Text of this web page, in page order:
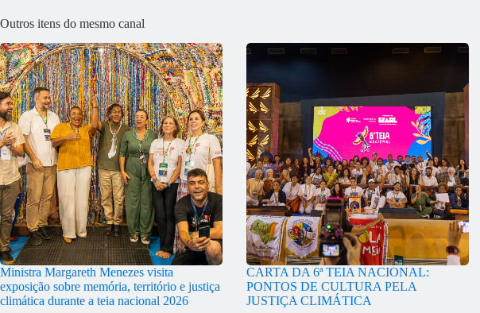
Outros itens do mesmo canal
Ministra Margareth Menezes visita
exposição sobre memória, território e justiça
climática durante a teia nacional 2026
CARTA DA 6ª TEIA NACIONAL:
PONTOS DE CULTURA PELA
JUSTIÇA CLIMÁTICA